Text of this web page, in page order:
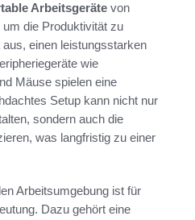
Arbeitsgeräte von
die Produktivität zu
einen leistungsstarken
wie
Mäuse spielen eine
Setup kann nicht nur
sondern auch die
was langfristig zu einer
Arbeitsumgebung ist für
Dazu gehört eine